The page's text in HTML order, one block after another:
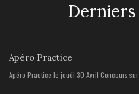
Apéro Practice
Apéro Practice le jeudi 30 Avril Concours